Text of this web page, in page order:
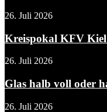
26. Juli 2026
Kreispokal KFV Kiel
26. Juli 2026
Glas halb voll oder
26. Juli 2026